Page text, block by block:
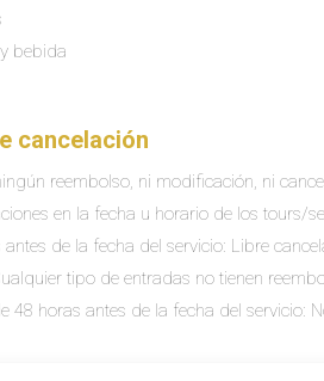
bebida
cancelación
reembolso, ni modificación, ni
en la fecha u horario de los tours/
antes de la fecha del servicio: Libre
tipo de entradas no tienen
48 horas antes de la fecha del servicio: